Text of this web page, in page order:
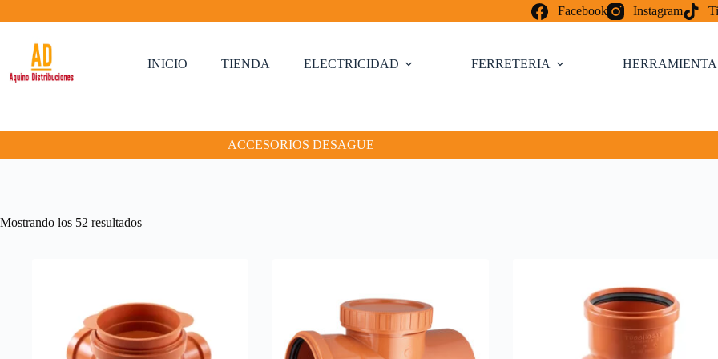
al
Facebook Instagram
INICIO TIENDA ELECTRICIDAD FERRETERIA
ACCESORIOS DESAGUE
Mostrando los 52 resultados